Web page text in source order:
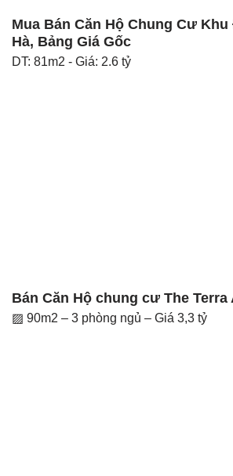
Mua Bán Căn Hộ Chung Cư
Hà, Bảng Giá Gốc
DT: 81m2 - Giá: 2.6 tỷ
Bán Căn Hộ chung cư The Terra
▨ 90m2 – 3 phòng ngủ – Giá 3,3 tỷ